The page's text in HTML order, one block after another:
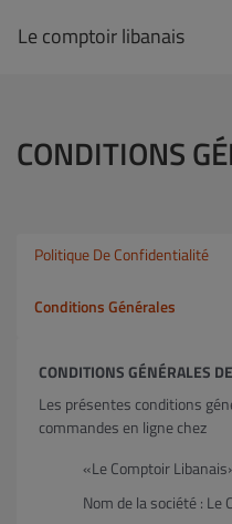
Le comptoir libanais
CONDITIONS
Politique De Confidentialité
Conditions Générales
CONDITIONS GÉNÉRALES
Les présentes conditions
commandes en ligne chez
«Le Comptoir
Nom de la société : Le